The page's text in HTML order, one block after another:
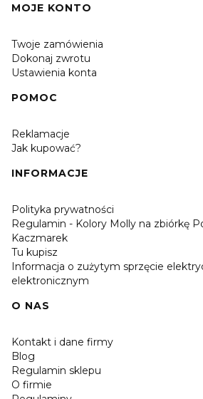
MOJE KONTO
Twoje zamówienia
Dokonaj zwrotu
Ustawienia konta
POMOC
Reklamacje
Jak kupować?
INFORMACJE
Polityka prywatności
Regulamin - Kolory Molly na zbiórkę
Kaczmarek
Tu kupisz
Informacja o zużytym sprzęcie
elektronicznym
O NAS
Kontakt i dane firmy
Blog
Regulamin sklepu
O firmie